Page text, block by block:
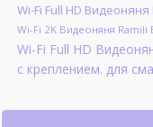
Wi-Fi Full HD
Wi-Fi 2K Видеоняня Ramili
Wi-Fi Full HD
с креплением. для